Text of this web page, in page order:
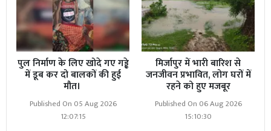
पुल निर्माण के लिए खोदे गए गड्ढे
में डूब कर दो बालकों की हुई
मौत।
Published On 05 Aug 2026
12:07:15
मिर्जापुर में भारी बारिश से
जनजीवन प्रभावित, लोग घरों में
रहने को हुए मजबूर
Published On 06 Aug 2026
15:10:30